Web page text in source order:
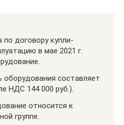
по договору купли-
в мае 2021 г.
составляет
НДС 144 000 руб.).
относится к
группе.